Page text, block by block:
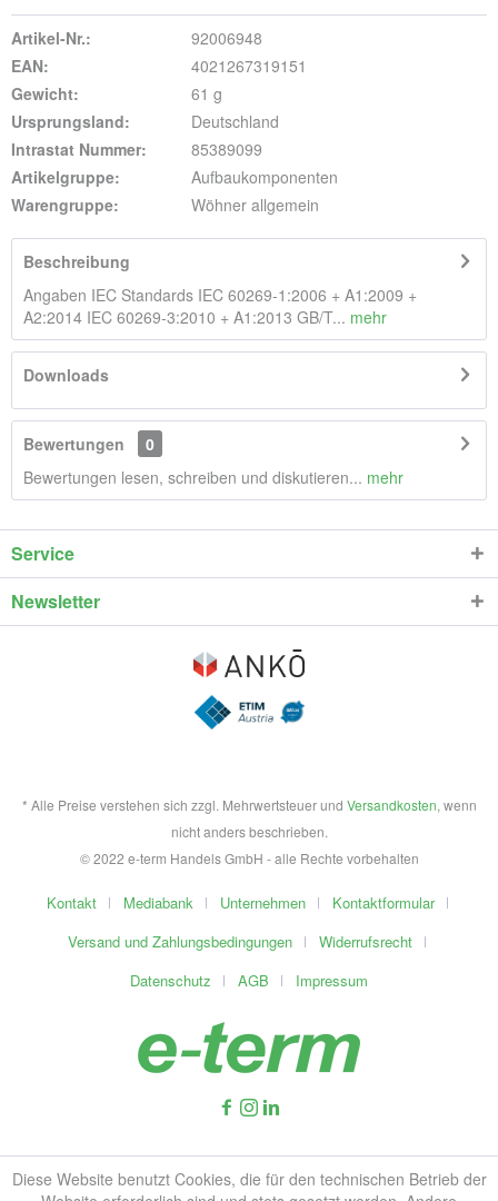
Artikel-Nr.:
92006948
EAN:
4021267319151
Gewicht:
61 g
Ursprungsland:
Deutschland
Intrastat Nummer:
85389099
Artikelgruppe:
Aufbaukomponenten
Warengruppe:
Wöhner allgemein
Beschreibung
Angaben IEC Standards IEC 60269-1:2006 + A1:2009 +
A2:2014 IEC 60269-3:2010 + A1:2013 GB/T... mehr
Downloads
Bewertungen
0
Bewertungen lesen, schreiben und diskutieren... mehr
Service
Newsletter
* Alle Preise verstehen sich zzgl. Mehrwertsteuer und Versandkosten, wenn
nicht anders beschrieben.
© 2022 e-term Handels GmbH - alle Rechte vorbehalten
Kontakt Mediabank Unternehmen
Kontaktformular
Versand und Zahlungsbedingungen
Widerrufsrecht
Datenschutz
AGB Impressum
Diese Website benutzt Cookies, die für den technischen Betrieb der